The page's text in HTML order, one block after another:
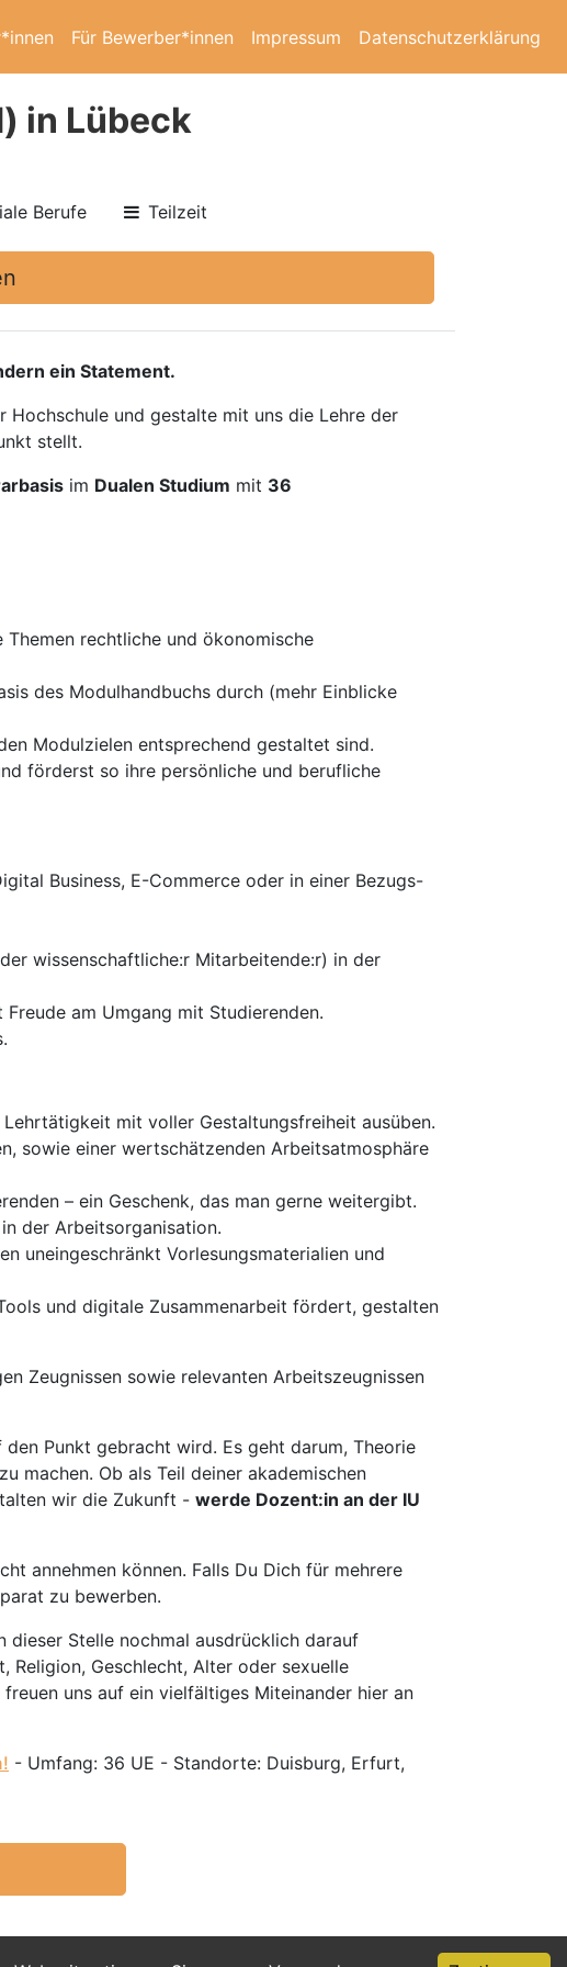
Für Bewerber*innen Impressum Datenschutzerklärung
in Lübeck
Berufe Teilzeit
ein Statement.
und gestalte mit uns die Lehre der
stellt.
im Dualen Studium mit 36
rechtliche und ökonomische
des Modulhandbuchs durch (mehr Einblicke
Modulzielen entsprechend gestaltet sind.
förderst so ihre persönliche und berufliche
Business, E-Commerce oder in einer Bezugs-
wissenschaftliche:r Mitarbeitende:r) in der
am Umgang mit Studierenden.
mit voller Gestaltungsfreiheit ausüben.
sowie einer wertschätzenden Arbeitsatmosphäre
– ein Geschenk, das man gerne weitergibt.
der Arbeitsorganisation.
uneingeschränkt Vorlesungsmaterialien und
und digitale Zusammenarbeit fördert, gestalten
Zeugnissen sowie relevanten Arbeitszeugnissen
Punkt gebracht wird. Es geht darum, Theorie
machen. Ob als Teil deiner akademischen
wir die Zukunft - werde Dozent:in an der IU
annehmen können. Falls Du Dich für mehrere
zu bewerben.
dieser Stelle nochmal ausdrücklich darauf
Religion, Geschlecht, Alter oder sexuelle
uns auf ein vielfältiges Miteinander hier an
- Umfang: 36 UE - Standorte: Duisburg, Erfurt,